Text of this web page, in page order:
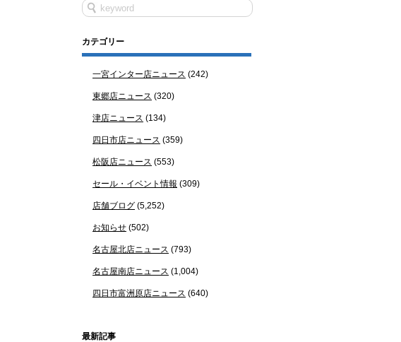
カテゴリー
一宮インター店ニュース (242)
東郷店ニュース (320)
津店ニュース (134)
四日市店ニュース (359)
松阪店ニュース (553)
セール・イベント情報 (309)
店舗ブログ (5,252)
お知らせ (502)
名古屋北店ニュース (793)
名古屋南店ニュース (1,004)
四日市富洲原店ニュース (640)
最新記事